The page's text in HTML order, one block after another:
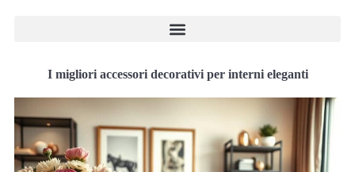
I migliori accessori decorativi per interni eleganti